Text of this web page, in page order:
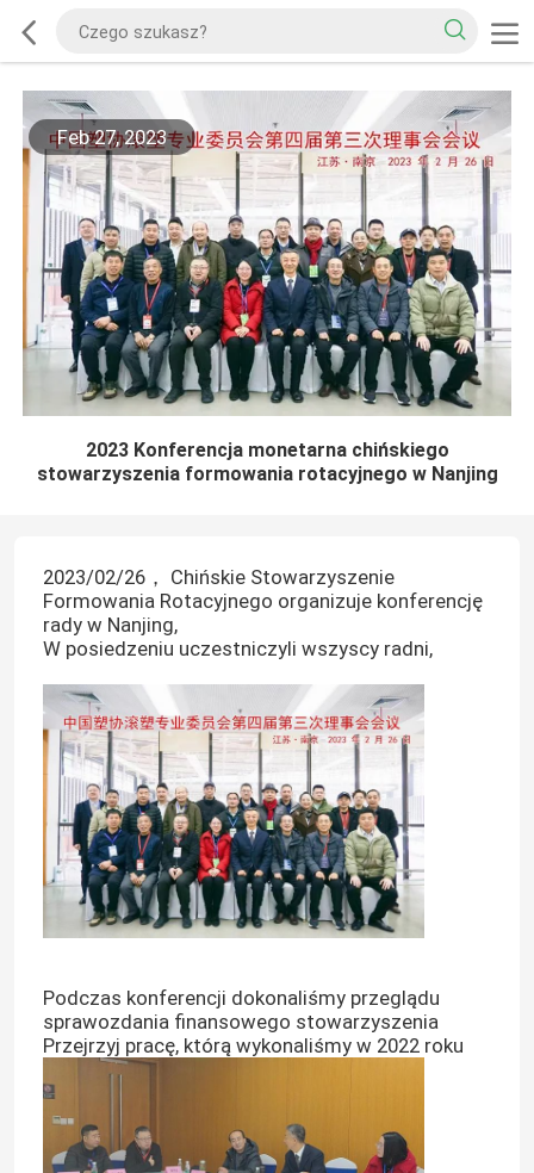
Feb 27, 2023
2023 Konferencja monetarna chińskiego
stowarzyszenia formowania rotacyjnego w Nanjing
2023/02/26， Chińskie Stowarzyszenie
Formowania Rotacyjnego organizuje konferencję
rady w Nanjing,
W posiedzeniu uczestniczyli wszyscy radni,
Podczas konferencji dokonaliśmy przeglądu
sprawozdania finansowego stowarzyszenia
Przejrzyj pracę, którą wykonaliśmy w 2022 roku